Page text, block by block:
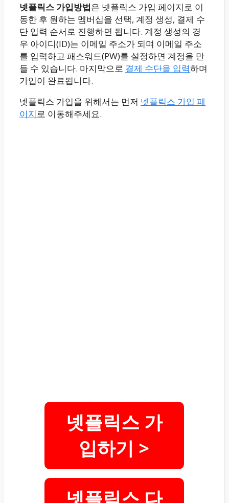
넷플릭스 가입방법은 넷플릭스 가입 페이지로 이
동한 후 원하는 멤버십을 선택, 계정 생성, 결제 수
단 입력 순서로 진행하면 됩니다. 계정 생성의 경
우 아이디(ID)는 이메일 주소가 되며 이메일 주소
를 입력하고 패스워드(PW)를 설정하면 계정을 만
들 수 있습니다. 마지막으로 결제 수단을 입력하며
가입이 완료됩니다.
넷플릭스 가입을 위해서는 먼저 넷플릭스 가입 페
이지로 이동해주세요.
넷플릭스 가
입하기 >